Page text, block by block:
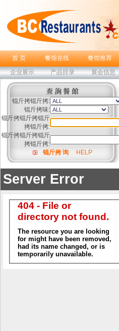
首 页 餐馆在线 餐馆推荐
企业展示
产品目录 展会信息
锟斤拷锟斤拷:
锟斤拷味:
锟斤拷锟斤拷锟斤
拷锟斤拷:
锟斤拷锟斤拷锟斤
拷锟斤拷:
锟斤拷 询
HELP